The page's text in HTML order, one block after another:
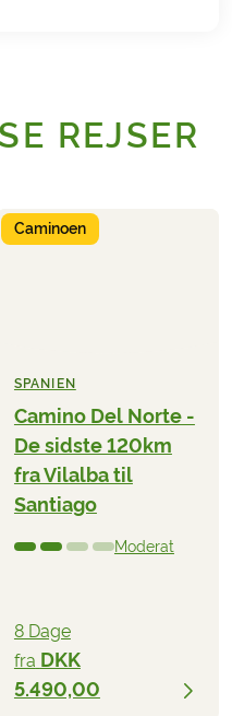
REJSER
Caminoen
SPANIEN
Camino Del Norte -
De sidste 120km
fra Vilalba til
Santiago
Moderat
8 Dage
fra DKK
5.490,00